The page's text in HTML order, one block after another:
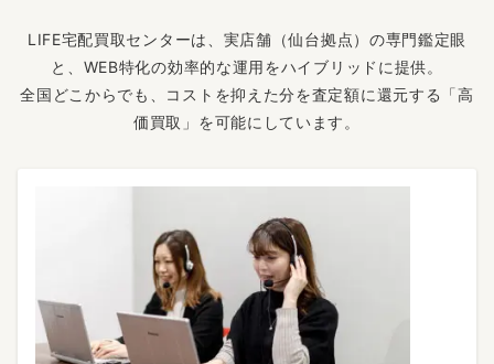
LIFE宅配買取センターは、実店舗（仙台拠点）の専門鑑定眼
と、WEB特化の効率的な運用をハイブリッドに提供。
全国どこからでも、コストを抑えた分を査定額に還元する「高
価買取」を可能にしています。